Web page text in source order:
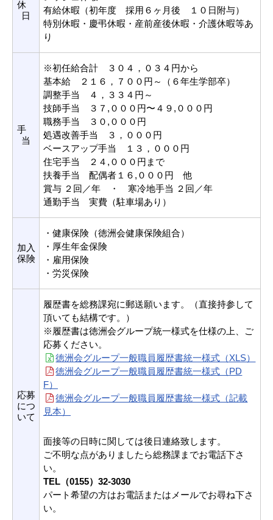
休
日
有給休暇（初年度 採用６ヶ月後 １０日附与）
特別休暇・慶弔休暇・産前産後休暇・介護休暇等あ
り
手
当
※初任給合計 ３０４，０３４円から
基本給 ２１６，７００円～（６年生学部卒）
調整手当 ４，３３４円～
技師手当 ３７,０００円〜４９,０００円
職務手当 ３０,０００円
処遇改善手当 ３，０００円
ベースアップ手当 １３，０００円
住宅手当 ２４,０００円まで
扶養手当 配偶者１６,０００円 他
賞与 ２回／年 ・ 寒冷地手当 ２回／年
通勤手当 実費（駐車場あり）
加入
保険
・健康保険（徳洲会健康保険組合）
・厚生年金保険
・雇用保険
・労災保険
応募
につ
いて
履歴書を総務課宛に郵送願います。（直接持参して
頂いても結構です。）
※履歴書は徳洲会グループ統一様式を仕様の上、ご
応募ください。
徳洲会グループ一般職員履歴書統一様式（XLS）
徳洲会グループ一般職員履歴書統一様式（PD
F）
徳洲会グループ一般職員履歴書統一様式（記載
見本）
面接等の日時に関しては後日連絡致します。
ご不明な点がありましたら総務課までお電話下さ
い。
TEL（0155）32-3030
パート希望の方はお電話またはメールでお尋ね下さ
い。